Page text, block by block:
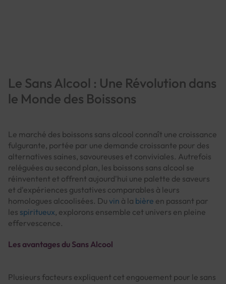
Le Sans Alcool : Une Révolution dans
le Monde des Boissons
Le marché des boissons sans alcool connaît une croissance
fulgurante, portée par une demande croissante pour des
alternatives saines, savoureuses et conviviales. Autrefois
reléguées au second plan, les boissons sans alcool se
réinventent et offrent aujourd'hui une palette de saveurs
et d'expériences gustatives comparables à leurs
homologues alcoolisées. Du vin à la bière en passant par
les spiritueux, explorons ensemble cet univers en pleine
effervescence.
Les avantages du Sans Alcool
Plusieurs facteurs expliquent cet engouement pour le sans